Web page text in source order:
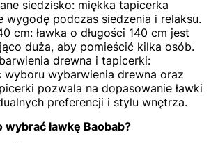
siedzisko: miękka tapicerka
wygodę podczas siedzenia i relaksu.
cm: ławka o długości 140 cm jest
duża, aby pomieścić kilka osób.
drewna i tapicerki:
wyboru wybarwienia drewna oraz
pozwala na dopasowanie ławki
preferencji i stylu wnętrza.
ławkę Baobab?